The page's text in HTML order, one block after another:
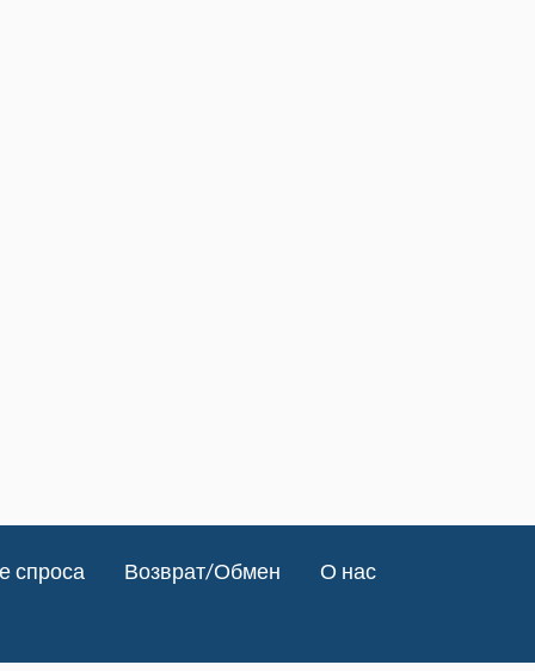
спроса Возврат/Обмен О нас